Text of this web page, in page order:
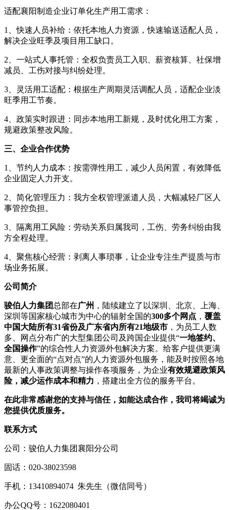
适配襄阳制造企业订单化生产用工需求：
1、快速人员补给：依托本地人力资源，快速输送适配人员，
解决企业旺季及项目用工缺口。
2、一站式人事托管：全权负责员工入职、薪资核算、社保增
减员、工伤对接与纠纷处理。
3、灵活用工适配：根据生产周期灵活调配人员，适配企业淡
旺季用工节奏。
4、政策实时跟进：同步本地用工新规，及时优化用工方案，
规避政策整改风险。
三、企业合作优势
1、节约人力成本：按需弹性用工，减少人员闲置，有效降低
企业固定人力开支。
2、简化管理压力：我方全权管理派遣人员，大幅减轻厂区人
事管控负担。
3、隔离用工风险：劳动关系归属我司，工伤、劳务纠纷由我
方全程处理。
4、聚焦核心经营：剥离人事琐事，让企业专注生产提质与市
场业务拓展。
公司 简介
骏伯人力集团 总部在广州 ，陆续建立了以深圳、北京、上海、
深圳等国家核心城市为中心的辐射全国的300多个网点 ， 覆盖
中国大陆所有31省份及广东省内所有21地级市 ，为员工人数
多、网点分布广的大型集团公司及跨国企业提供“一地签约、
全国操作”的综合性人力资源外包解决方案。给客户提供更满
意、更全面的“点对点”的人力资源外包服务，能及时按照各地
最新的人事政策调整与操作各项服务，为企业有效规避政策风
险，减少运作成本和精力 ，搭建出全方位的服务平台。
在此非常感谢您的支持与信任，如能达成合作，我司将竭诚为
您提供优质服务。
联系方式
公司：骏伯人力集团襄阳分公司
固话：020-38023598
手机：13410894074 朱先生（微信同号）
办公QQ号：1622080401